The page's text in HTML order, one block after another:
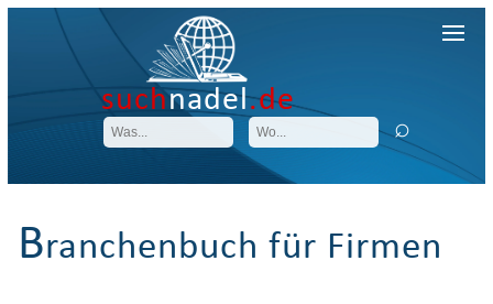
suchnadel.de
Branchenbuch für Firmen